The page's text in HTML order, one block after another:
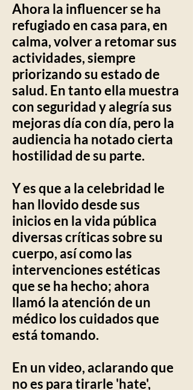
Ahora la influencer se ha
refugiado en casa para, en
calma, volver a retomar sus
actividades, siempre
priorizando su estado de
salud. En tanto ella muestra
con seguridad y alegría sus
mejoras día con día, pero la
audiencia ha notado cierta
hostilidad de su parte.
Y es que a la celebridad le
han llovido desde sus
inicios en la vida pública
diversas críticas sobre su
cuerpo, así como las
intervenciones estéticas
que se ha hecho; ahora
llamó la atención de un
médico los cuidados que
está tomando.
En un video, aclarando que
no es para tirarle 'hate',